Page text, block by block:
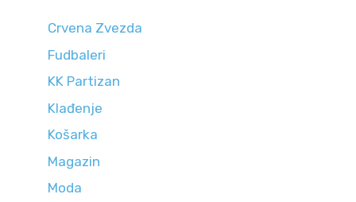
Crvena Zvezda
Fudbaleri
KK Partizan
Klađenje
Košarka
Magazin
Moda